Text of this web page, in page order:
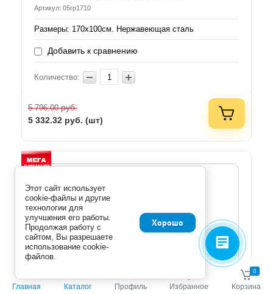
Артикул: 05гр1710
Размеры: 170х100см. Нержавеющая сталь
Добавить к сравнению
Количество:
5 796.00руб.
5 332.32 руб. (шт)
Главная Каталог Профиль Избранное
0
Корзина
Этот сайт использует
cookie-файлы и другие
технологии для
улучшения его работы.
Продолжая работу с
сайтом, Вы разрешаете
использование cookie-
файлов.
Хорошо